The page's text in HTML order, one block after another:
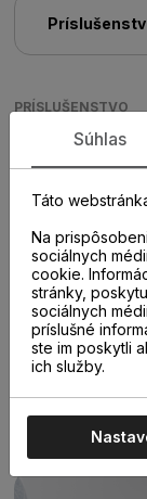
PRÍSLUŠENSTVO
Súhlas
Táto
Na
sociálnych
cookie.
stránky,
sociálnych
príslušné
ste im poskytli
ich služby.